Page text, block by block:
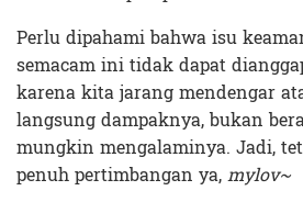
Perlu dipahami bahwa isu
semacam ini tidak dapat
karena kita jarang mendengar
langsung dampaknya, bukan
mungkin mengalaminya. Jadi,
penuh pertimbangan ya,mylov~